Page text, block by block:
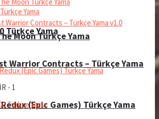
Moon Türkçe Yama
(Epic Games) Türkçe Yama
Warrior Contracts – Türkçe Yama
Türkçe Yama
- 1